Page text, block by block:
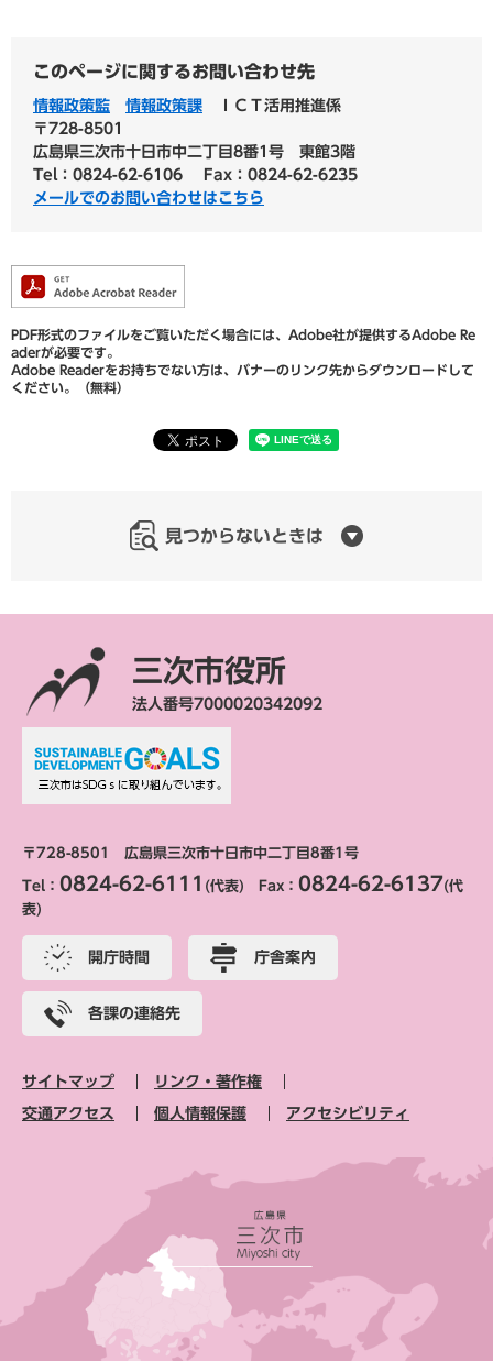
このページに関するお問い合わせ先
情報政策監 情報政策課
ＩＣＴ活用推進係
〒728-8501
広島県三次市十日市中二丁目8番1号 東館3階
Tel：0824-62-6106
Fax：0824-62-6235
メールでのお問い合わせはこちら
PDF形式のファイルをご覧いただく場合には、Adobe社が提供するAdobe Re
aderが必要です。
Adobe Readerをお持ちでない方は、バナーのリンク先からダウンロードして
ください。（無料）
見つからないときは
三次市役所
法人番号7000020342092
〒728-8501 広島県三次市十日市中二丁目8番1号
Tel： 0824-62-6111 (代表) Fax： 0824-62-6137(代
表)
開庁時間 庁舎案内
各課の連絡先
サイトマップ リンク・著作権
交通アクセス 個人情報保護 アクセシビリティ